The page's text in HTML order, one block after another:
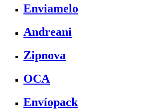
Enviamelo
Andreani
Zipnova
OCA
Envíopack